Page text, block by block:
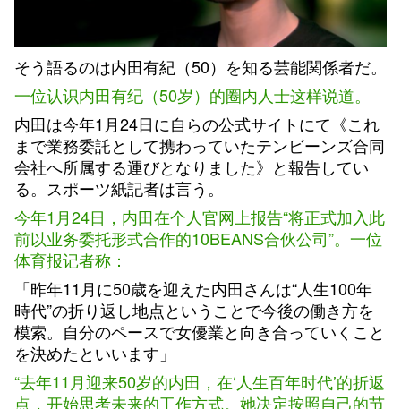
そう語るのは内田有紀（50）を知る芸能関係者だ。
一位认识内田有纪（50岁）的圈内人士这样说道。
内田は今年1月24日に自らの公式サイトにて《これ
まで業務委託として携わっていたテンビーンズ合同
会社へ所属する運びとなりました》と報告してい
る。スポーツ紙記者は言う。
今年1月24日，内田在个人官网上报告“将正式加入此
前以业务委托形式合作的10BEANS合伙公司”。一位
体育报记者称：
「昨年11月に50歳を迎えた内田さんは“人生100年
時代”の折り返し地点ということで今後の働き方を
模索。自分のペースで女優業と向き合っていくこと
を決めたといいます」
“去年11月迎来50岁的内田，在‘人生百年时代’的折返
点，开始思考未来的工作方式。她决定按照自己的节